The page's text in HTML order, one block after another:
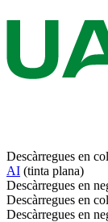
Descàrregues en
AI (tinta plana)
Descàrregues en
Descàrregues en
Descàrregues en